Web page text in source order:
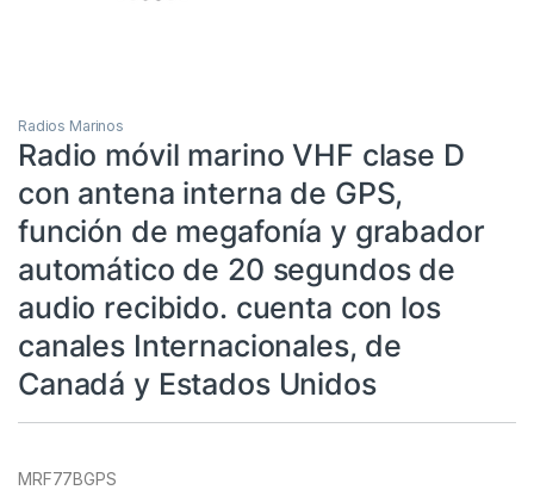
Radios Marinos
Radio móvil marino VHF clase D
con antena interna de GPS,
función de megafonía y grabador
automático de 20 segundos de
audio recibido. cuenta con los
canales Internacionales, de
Canadá y Estados Unidos
MRF77BGPS